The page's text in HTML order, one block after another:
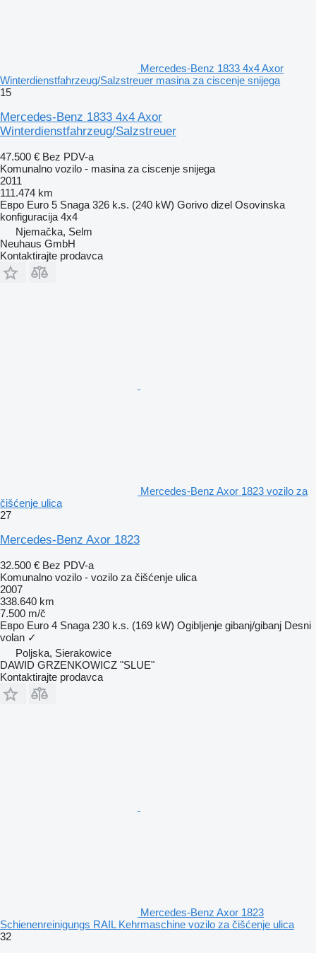
Mercedes-Benz 1833 4x4 Axor
Winterdienstfahrzeug/Salzstreuer masina za ciscenje snijega
15
Mercedes-Benz 1833 4x4 Axor
Winterdienstfahrzeug/Salzstreuer
47.500 € Bez PDV-a
Komunalno vozilo - masina za ciscenje snijega
2011
111.474 km
Евро Euro 5 Snaga 326 k.s. (240 kW) Gorivo dizel Osovinska
konfiguracija 4x4
Njemačka, Selm
Neuhaus GmbH
Kontaktirajte prodavca
Mercedes-Benz Axor 1823 vozilo za
čišćenje ulica
27
Mercedes-Benz Axor 1823
32.500 € Bez PDV-a
Komunalno vozilo - vozilo za čišćenje ulica
2007
338.640 km
7.500 m/č
Евро Euro 4 Snaga 230 k.s. (169 kW) Ogibljenje gibanj/gibanj Desni
volan ✓
Poljska, Sierakowice
DAWID GRZENKOWICZ "SLUE"
Kontaktirajte prodavca
Mercedes-Benz Axor 1823
Schienenreinigungs RAIL Kehrmaschine vozilo za čišćenje ulica
32